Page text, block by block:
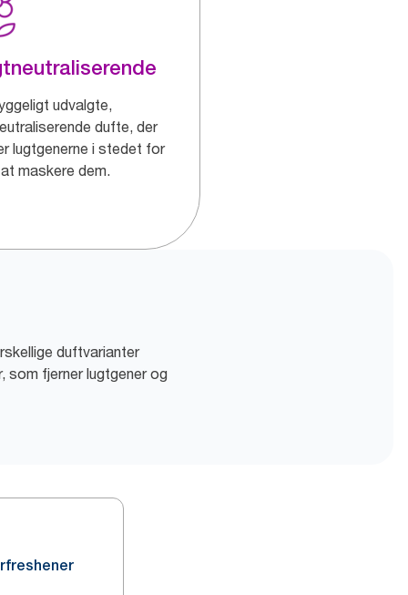
udvalgte,
dufte, der
lugtgenerne i stedet for
maskere dem.
duftvarianter
som fjerner lugtgener og